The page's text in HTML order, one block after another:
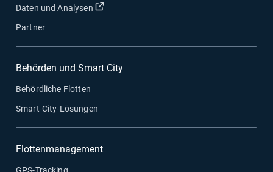
Daten und Analysen In neuem Fenster öffnen
Partner
Behörden und Smart City
Behördliche Flotten
Smart-City-Lösungen
Flottenmanagement
GPS-Tracking